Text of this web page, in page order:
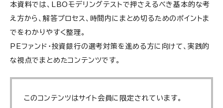
本資料では、LBOモデリングテストで押さえるべき基本的な考
え方から、解答プロセス、時間内にまとめ切るためのポイントま
でをわかりやすく整理。
PEファンド・投資銀行の選考対策を進める方に向けて、実践的
な視点でまとめたコンテンツです。
このコンテンツはサイト会員に限定されています。